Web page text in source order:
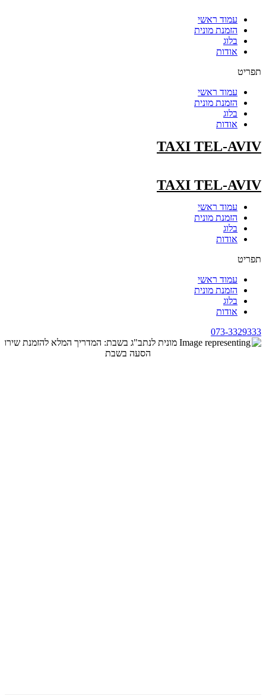
עמוד ראשי
הזמנת מונית
בלוג
אודות
תפריט
עמוד ראשי
הזמנת מונית
בלוג
אודות
TAXI TEL-AVIV
TAXI TEL-AVIV
עמוד ראשי
הזמנת מונית
בלוג
אודות
תפריט
עמוד ראשי
הזמנת מונית
בלוג
אודות
073-3329333